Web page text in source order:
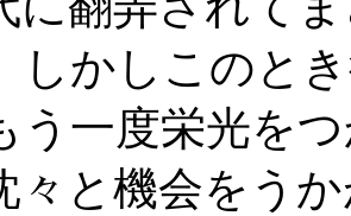
しかしこのと
う一度栄光を
々と機会をう